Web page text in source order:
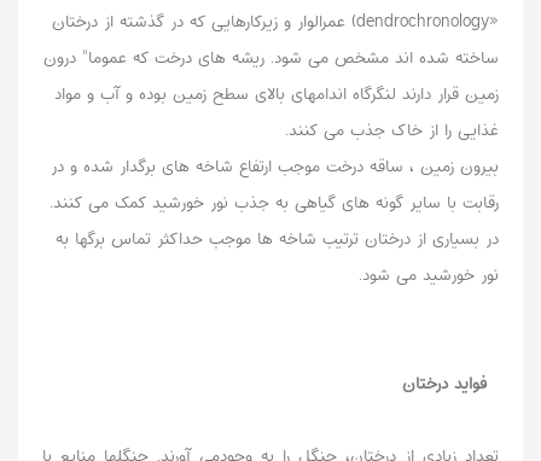
«dendrochronology) عمرالوار و زیرکارهایی که در گذشته از درختان
ساخته شده اند مشخص می شود. ریشه های درخت که عموما" درون
زمین قرار دارند لنگرگاه اندامهای بالای سطح زمین بوده و آب و مواد
غذایی را از خاک جذب می کنند.
بیرون زمین ، ساقه درخت موجب ارتفاع شاخه های برگدار شده و در
رقابت با سایر گونه های گیاهی به جذب نور خورشید کمک می کنند.
در بسیاری از درختان ترتیب شاخه ها موجب حداکثر تماس برگها به
نور خورشید می شود.
فوايد درختان